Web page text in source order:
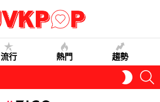
流行 熱門 趨勢
SKIN